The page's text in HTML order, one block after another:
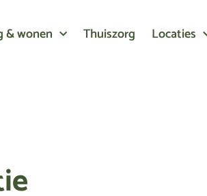
& wonen Thuiszorg Locaties